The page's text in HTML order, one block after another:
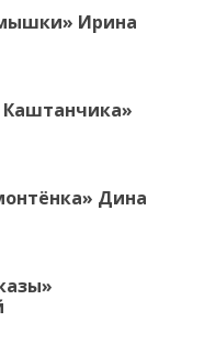
Ирина
Дина